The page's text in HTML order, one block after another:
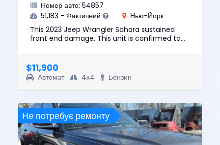
Номер авто: 54857
51,183 - Фактичний
Нью-Йорк
This 2023 Jeep Wrangler Sahara sustained
front end damage. This unit is confirmed to
vehicle was $28538. Th...
$11,900
Автомат 4x4 Бензин
Не потребує ремонту